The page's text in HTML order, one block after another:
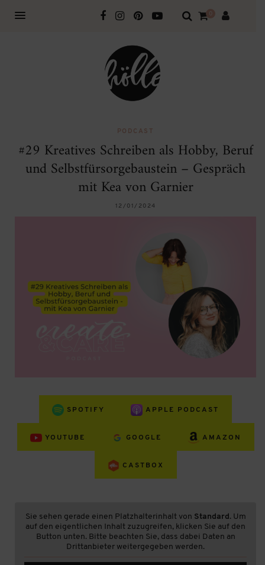
0
PODCAST
#29 Kreatives Schreiben als Hobby, Beruf
und Selbstfürsorgebaustein – Gespräch
mit Kea von Garnier
12/01/2024
SPOTIFY APPLE PODCAST
YOUTUBE GOOGLE AMAZON
CASTBOX
Sie sehen gerade einen Platzhalterinhalt von Standard . Um
auf den eigentlichen Inhalt zuzugreifen, klicken Sie auf den
Button unten. Bitte beachten Sie, dass dabei Daten an
Drittanbieter weitergegeben werden.